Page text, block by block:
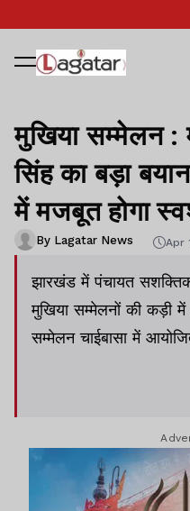
मुखिया सम्मेलन :
सिंह का बड़ा
में मजबूत होगा
By Lagatar News Apr
झारखंड में पंचायत
मुखिया सम्मेलनों की कड़ी
सम्मेलन चाईबासा में